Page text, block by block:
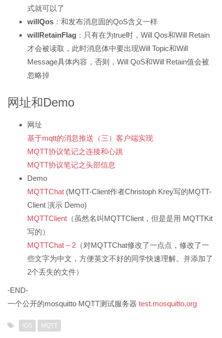
式就可以了
willQos ：和发布消息固的QoS含义一样
willRetainFlag ：只有在为true时，Will Qos和Will Retain
才会被读取，此时消息体中要出现Will Topic和Will
Message具体内容，否则，Will QoS和Will Retain值会被
忽略掉
网址和Demo
网址
基于mqtt的消息推送（三）客户端实现
MQTT协议笔记之连接和心跳
MQTT协议笔记之头部信息
Demo
MQTTChat (MQTT-Client作者Christoph Krey写的MQTT-
Client 演示 Demo)
MQTTClient （虽然名叫MQTTClient，但是是用 MQTTKit
写的）
MQTTChat – 2 （对MQTTChat修改了一点点，修改了一
些文字为中文，方便英文不好的同学快速理解。并添加了
2个丢失的文件）
-END-
一个公开的mosquitto MQTT测试服务器 test.mosquitto.org
Tags
iOS MQTT